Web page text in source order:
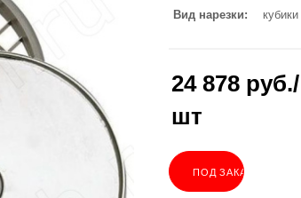
Вид нарезки
кубики
24 878 руб./
шт
ПОД ЗАКАЗ